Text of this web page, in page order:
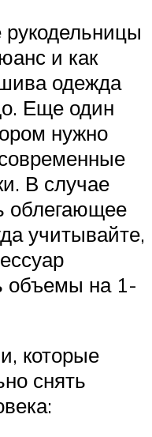
и как
одежда
Еще один
нужно
В случае
облегающее
учитывайте,
объемы на 1-
которые
снять